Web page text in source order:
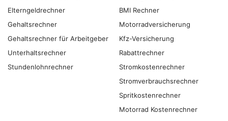
Elterngeldrechner
Gehaltsrechner
Gehaltsrechner für Arbeitgeber
Unterhaltsrechner
Stundenlohnrechner
BMI Rechner
Motorradversicherung
Kfz-Versicherung
Rabattrechner
Stromkostenrechner
Stromverbrauchsrechner
Spritkostenrechner
Motorrad Kostenrechner